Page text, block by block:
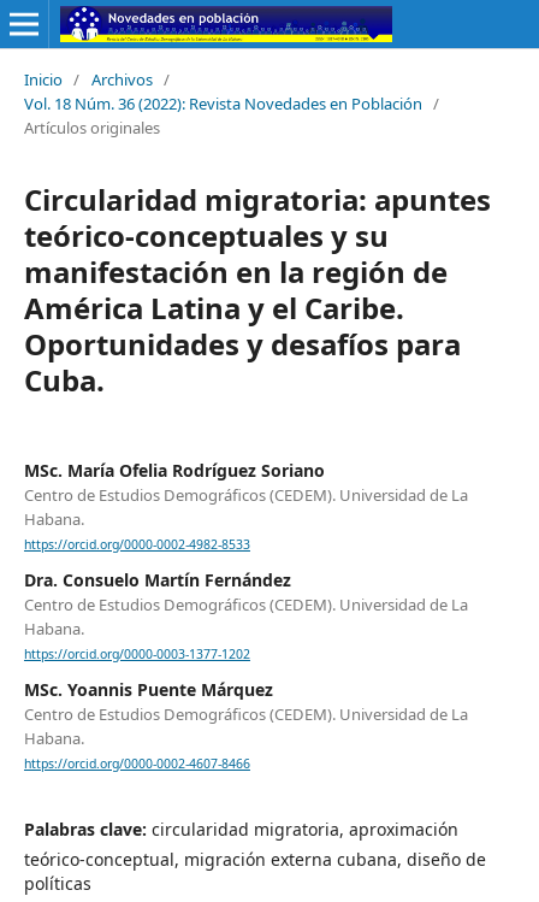
Inicio / Archivos /
Vol. 18 Núm. 36 (2022): Revista Novedades en Población /
Artículos originales
Circularidad migratoria: apuntes
teórico-conceptuales y su
manifestación en la región de
América Latina y el Caribe.
Oportunidades y desafíos para
Cuba.
MSc. María Ofelia Rodríguez Soriano
Centro de Estudios Demográficos (CEDEM). Universidad de La
Habana.
https://orcid.org/0000-0002-4982-8533
Dra. Consuelo Martín Fernández
Centro de Estudios Demográficos (CEDEM). Universidad de La
Habana.
https://orcid.org/0000-0003-1377-1202
MSc. Yoannis Puente Márquez
Centro de Estudios Demográficos (CEDEM). Universidad de La
Habana.
https://orcid.org/0000-0002-4607-8466
Palabras clave: circularidad migratoria, aproximación
teórico-conceptual, migración externa cubana, diseño de
políticas